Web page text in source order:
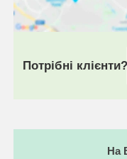
Потрібні клієнти?
На